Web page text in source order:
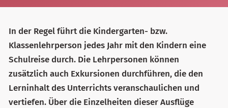
In der Regel führt die Kindergarten- bzw.
Klassenlehrperson jedes Jahr mit den Kindern eine
Schulreise durch. Die Lehrpersonen können
zusätzlich auch Exkursionen durchführen, die den
Lerninhalt des Unterrichts veranschaulichen und
vertiefen. Über die Einzelheiten dieser Ausflüge